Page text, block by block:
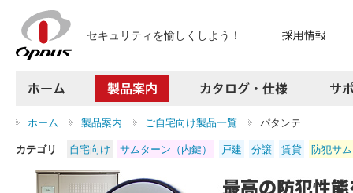
セキュリティを愉しくしよう！
製品案内
カタログ・仕様
よくある質問
お問い合わせ
採用情報
ホーム 製品案内 ご自宅向け製品一覧 パタンテ
カテゴリ 自宅向け サムターン（内鍵） 戸建 分譲 賃貸 防犯サ